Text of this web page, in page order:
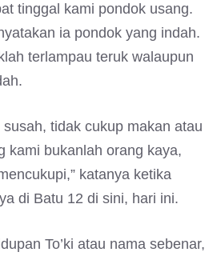
tinggal kami pondok usang.
ia pondok yang indah.
terlampau teruk walaupun
susah, tidak cukup makan atau
kami bukanlah orang kaya,
katanya ketika
di Batu 12 di sini, hari ini.
To’ki atau nama sebenar,